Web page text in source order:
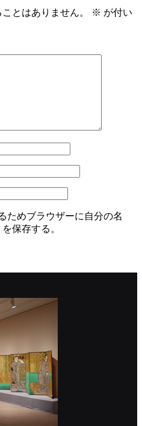
とはありません。 ※ が付い
ためブラウザーに自分の名
保存する。